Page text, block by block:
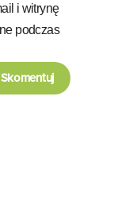
i witrynę
podczas